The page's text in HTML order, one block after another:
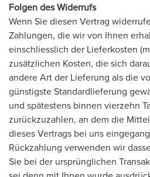
Folgen des Widerrufs
Wenn Sie diesen Vertrag
Zahlungen, die wir von Ihnen
einschliesslich der Lieferkosten
zusätzlichen Kosten, die sich
andere Art der Lieferung als die
günstigste Standardlieferung
und spätestens binnen vierzehn
zurückzuzahlen, an dem die
dieses Vertrags bei uns
Rückzahlung verwenden wir
Sie bei der ursprünglichen